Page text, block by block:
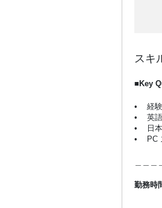
スキ
■Key
• 経
• 英
• 日
• PC
勤務時
実働